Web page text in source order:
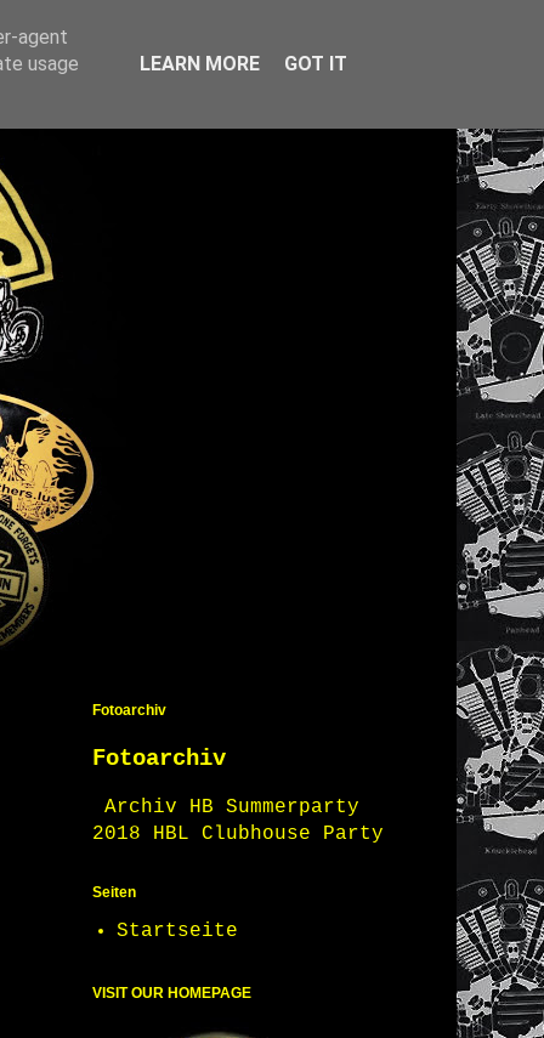
Fotoarchiv
Fotoarchiv
Archiv HB Summerparty
2018 HBL Clubhouse Party
Seiten
Startseite
VISIT OUR HOMEPAGE
agent
usage
LEARN MORE GOT IT